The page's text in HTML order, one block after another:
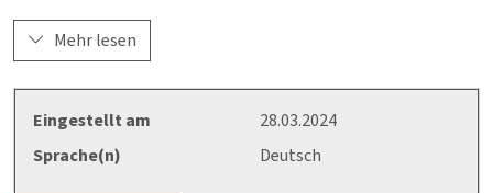
Die wesentlichen Inhalte dieser Muster-Betriebsanweisung
sind schon ausgearbeitet, müssen aber unbedingt an die
Für den Inhalt der Betriebsanweisung ist der Unternehmer /
die Unternehmerin verantwortlich.
Mehr lesen
Eingestellt am
28.03.2024
Sprache(n)
Deutsch